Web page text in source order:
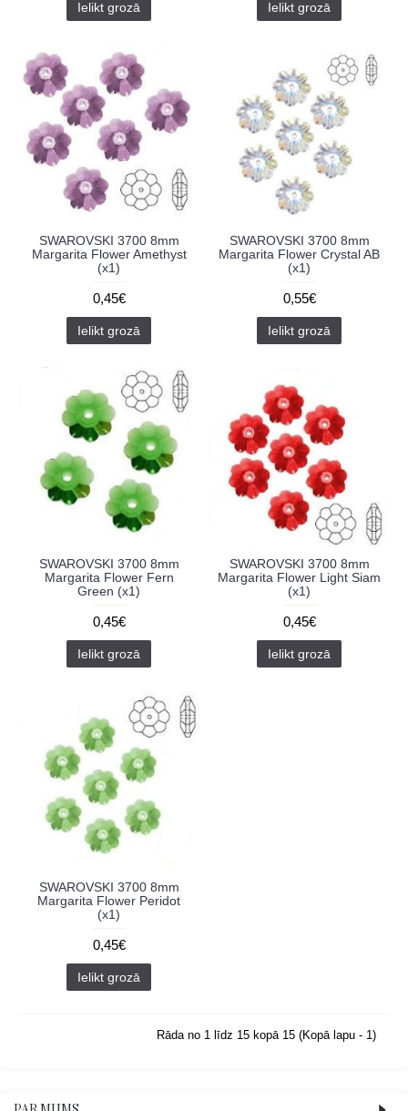
Ielikt grozā Ielikt grozā
SWAROVSKI 3700 8mm
Margarita Flower Amethyst
(x1)
0,45€
Ielikt grozā
SWAROVSKI 3700 8mm
Margarita Flower Crystal AB
(x1)
0,55€
Ielikt grozā
SWAROVSKI 3700 8mm
Margarita Flower Fern
Green (x1)
0,45€
Ielikt grozā
SWAROVSKI 3700 8mm
Margarita Flower Light Siam
(x1)
0,45€
Ielikt grozā
SWAROVSKI 3700 8mm
Margarita Flower Peridot
(x1)
0,45€
Ielikt grozā
Rāda no 1 līdz 15 kopā 15 (Kopā lapu - 1)